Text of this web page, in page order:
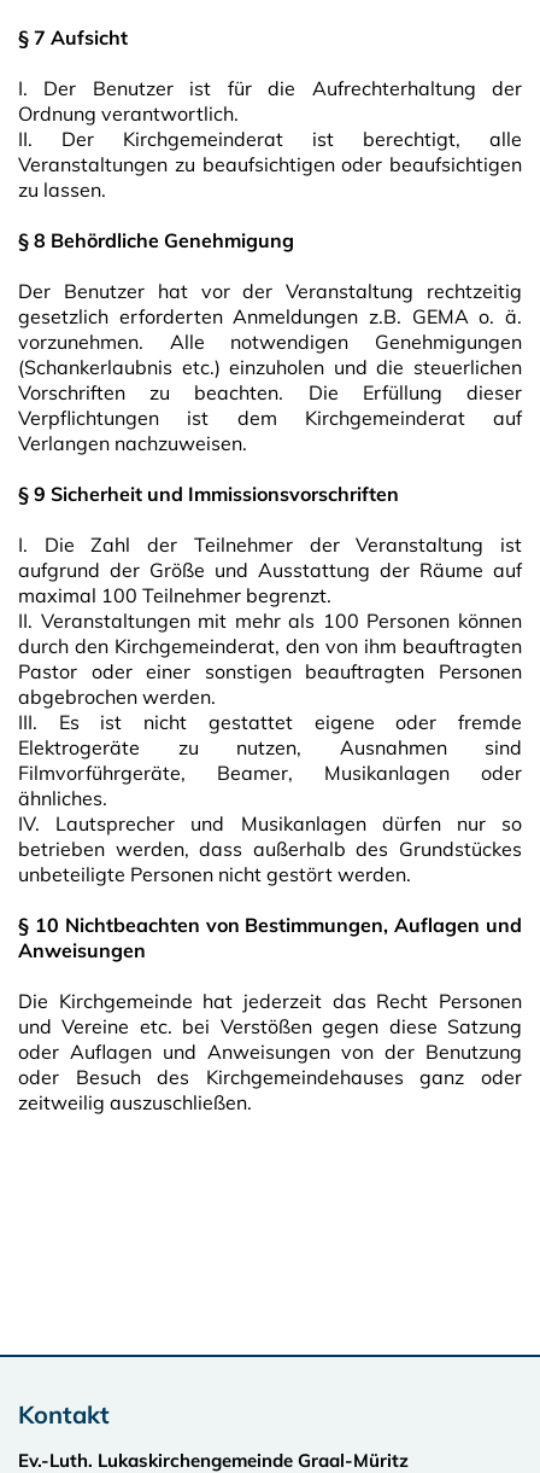
§ 7 Aufsicht
I. Der Benutzer ist für die Aufrechterhaltung der
Ordnung verantwortlich.
II. Der Kirchgemeinderat ist berechtigt, alle
Veranstaltungen zu beaufsichtigen oder beaufsichtigen
zu lassen.
§ 8 Behördliche Genehmigung
Der Benutzer hat vor der Veranstaltung rechtzeitig
gesetzlich erforderten Anmeldungen z.B. GEMA o. ä.
vorzunehmen. Alle notwendigen Genehmigungen
(Schankerlaubnis etc.) einzuholen und die steuerlichen
Vorschriften zu beachten. Die Erfüllung dieser
Verpflichtungen ist dem Kirchgemeinderat auf
Verlangen nachzuweisen.
§ 9 Sicherheit und Immissionsvorschriften
I. Die Zahl der Teilnehmer der Veranstaltung ist
aufgrund der Größe und Ausstattung der Räume auf
maximal 100 Teilnehmer begrenzt.
II. Veranstaltungen mit mehr als 100 Personen können
durch den Kirchgemeinderat, den von ihm beauftragten
Pastor oder einer sonstigen beauftragten Personen
abgebrochen werden.
III. Es ist nicht gestattet eigene oder fremde
Elektrogeräte zu nutzen, Ausnahmen sind
Filmvorführgeräte, Beamer, Musikanlagen oder
ähnliches.
IV. Lautsprecher und Musikanlagen dürfen nur so
betrieben werden, dass außerhalb des Grundstückes
unbeteiligte Personen nicht gestört werden.
§ 10 Nichtbeachten von Bestimmungen, Auflagen und
Anweisungen
Die Kirchgemeinde hat jederzeit das Recht Personen
und Vereine etc. bei Verstößen gegen diese Satzung
oder Auflagen und Anweisungen von der Benutzung
oder Besuch des Kirchgemeindehauses ganz oder
zeitweilig auszuschließen.
Kontakt
Ev.-Luth. Lukaskirchengemeinde Graal-Müritz